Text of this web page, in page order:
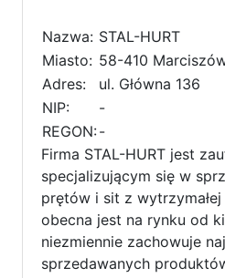
Nazwa: STAL-HURT
Miasto: 58-410
Adres:
ul. Główna 136
NIP:
-
REGON:-
Firma STAL-HURT jest
specjalizującym się w
prętów i sit z
obecna jest na rynku od
niezmiennie zachowuje
sprzedawanych